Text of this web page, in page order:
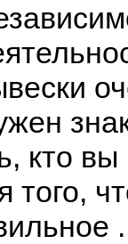
кто
того,